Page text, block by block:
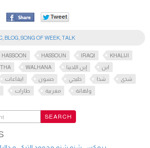
BLOG SONG OF WEEK TALK
HASSOON HASSOUN IRAQI
KHALIJI
WALHANA إبن اللذينا
ابن
ايقاعات حسون خليجي شذا
شذى
طارات مغربية ولهانة